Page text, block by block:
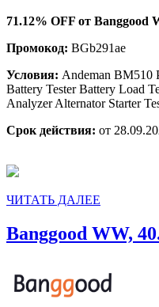
71.12% OFF от Banggood
Промокод: BGb291ae
Условия: Andeman BM510
Battery Tester Battery Load
Analyzer Alternator Starter
Срок действия: от
ЧИТАТЬ ДАЛЕЕ
Banggood WW,